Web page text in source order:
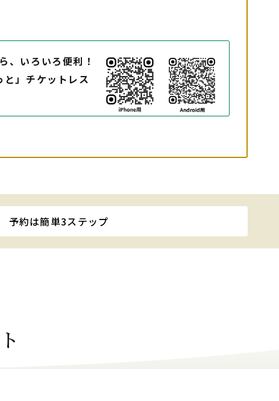
、いろいろ便利！
と」チケットレス
予約は簡単3ステップ